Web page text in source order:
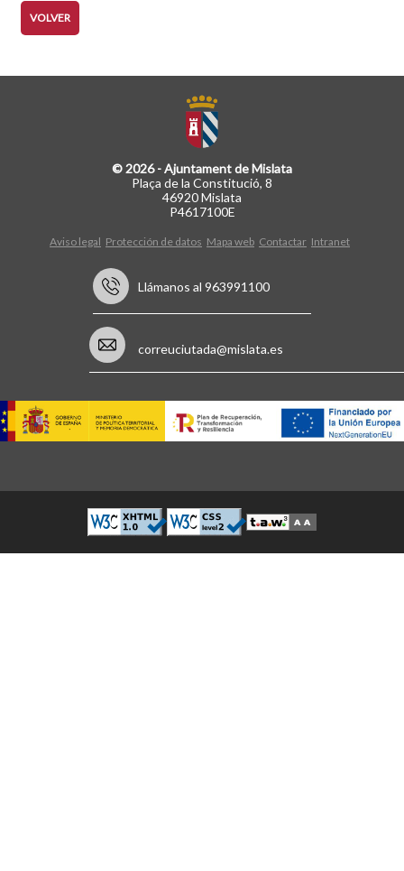
VOLVER
© 2026 - Ajuntament de Mislata
Plaça de la Constitució, 8
46920 Mislata
P4617100E
Aviso legal Protección de datos Mapa web Contactar Intranet
Llámanos al 963991100
correuciutada@mislata.es